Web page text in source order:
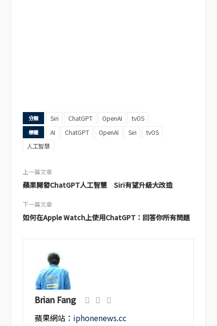
分類 Siri ChatGPT OpenAI tvOS
標籤 AI ChatGPT OpenAI Siri
tvOS
人工智慧
上一篇文章
蘋果開發ChatGPT人工智慧 Siri有望升級大改造
下一篇文章
如何在Apple Watch上使用ChatGPT：回答你所有問題
Brian Fang
蘋果網站： iphonenews.cc